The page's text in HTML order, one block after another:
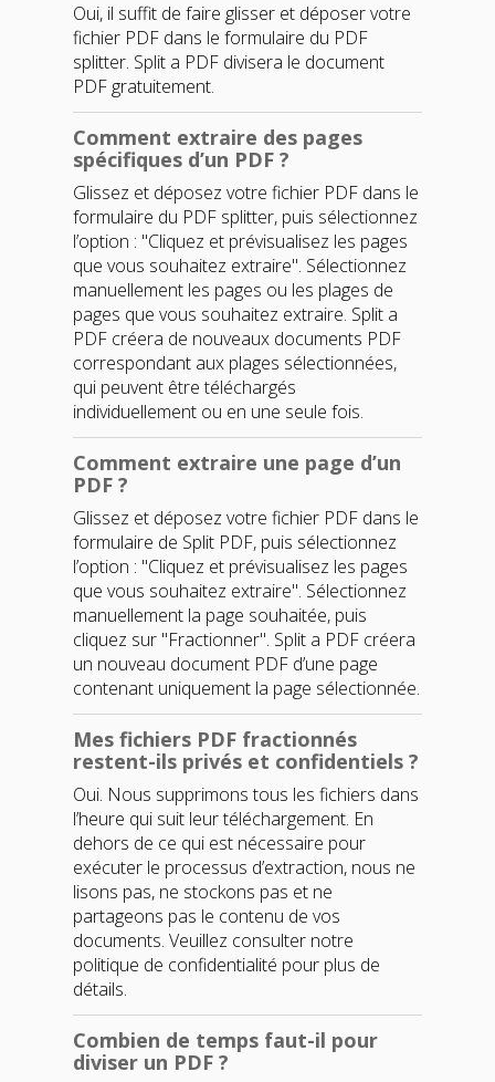
Oui, il suffit de faire glisser et déposer votre
fichier PDF dans le formulaire du PDF
splitter. Split a PDF divisera le document
PDF gratuitement.
Comment extraire des pages
spécifiques d’un PDF ?
Glissez et déposez votre fichier PDF dans le
formulaire du PDF splitter, puis sélectionnez
l’option : "Cliquez et prévisualisez les pages
que vous souhaitez extraire". Sélectionnez
manuellement les pages ou les plages de
pages que vous souhaitez extraire. Split a
PDF créera de nouveaux documents PDF
correspondant aux plages sélectionnées,
qui peuvent être téléchargés
individuellement ou en une seule fois.
Comment extraire une page d’un
PDF ?
Glissez et déposez votre fichier PDF dans le
formulaire de Split PDF, puis sélectionnez
l’option : "Cliquez et prévisualisez les pages
que vous souhaitez extraire". Sélectionnez
manuellement la page souhaitée, puis
cliquez sur "Fractionner". Split a PDF créera
un nouveau document PDF d’une page
contenant uniquement la page sélectionnée.
Mes fichiers PDF fractionnés
restent-ils privés et confidentiels ?
Oui. Nous supprimons tous les fichiers dans
l’heure qui suit leur téléchargement. En
dehors de ce qui est nécessaire pour
exécuter le processus d’extraction, nous ne
lisons pas, ne stockons pas et ne
partageons pas le contenu de vos
documents. Veuillez consulter notre
politique de confidentialité pour plus de
détails.
Combien de temps faut-il pour
diviser un PDF ?